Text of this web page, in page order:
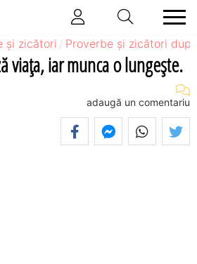
și zicători Proverbe și zicători
viaţa, iar munca o lungeşte.
adaugă un comentariu